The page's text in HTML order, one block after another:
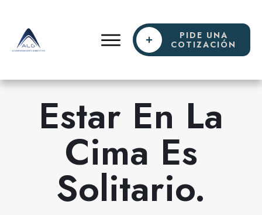
PIDE UNA
COTIZACIÓN
Estar En La
Cima Es
Solitario.